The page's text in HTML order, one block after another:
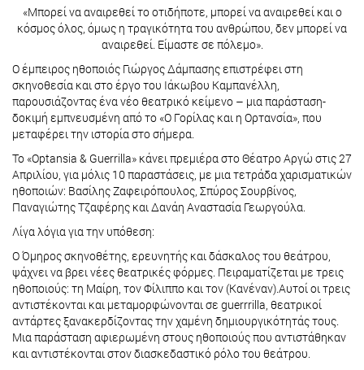
«Μπορεί να αναιρεθεί το οτιδήποτε, μπορεί να αναιρεθεί και ο
κόσμος όλος, όμως η τραγικότητα του ανθρώπου, δεν μπορεί να
αναιρεθεί. Είμαστε σε πόλεμο».
Ο έμπειρος ηθοποιός Γιώργος Δάμπασης επιστρέφει στη
σκηνοθεσία και στο έργο του Ιάκωβου Καμπανέλλη,
παρουσιάζοντας ένα νέο θεατρικό κείμενο – μια παράσταση-
δοκιμή εμπνευσμένη από το «Ο Γορίλας και η Ορτανσία», που
μεταφέρει την ιστορία στο σήμερα.
Το «Optansia & Guerrilla» κάνει πρεμιέρα στο Θέατρο Αργώ στις 27
Απριλίου, για μόλις 10 παραστάσεις, με μια τετράδα χαρισματικών
ηθοποιών: Βασίλης Ζαφειρόπουλος, Σπύρος Σουρβίνος,
Παναγιώτης Τζαφέρης και Δανάη Αναστασία Γεωργούλα.
Λίγα λόγια για την υπόθεση:
O Όμηρος σκηνοθέτης, ερευνητής και δάσκαλος του θεάτρου,
ψάχνει να βρει νέες θεατρικές φόρμες. Πειραματίζεται με τρεις
ηθοποιούς: τη Μαίρη, τον Φίλιππο και τον (Κανέναν).Αυτοί οι τρεις
αντιστέκονται και μεταμορφώνονται σε guerrrilla, θεατρικοί
αντάρτες ξανακερδίζοντας την χαμένη δημιουργικότητάς τους.
Μια παράσταση αφιερωμένη στους ηθοποιούς που αντιστάθηκαν
και αντιστέκονται στον διασκεδαστικό ρόλο του θεάτρου.